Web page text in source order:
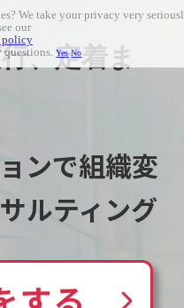
、定着ま
ンで組織変
ルティング
We take your privacy very
our
policy
questions.Yes No